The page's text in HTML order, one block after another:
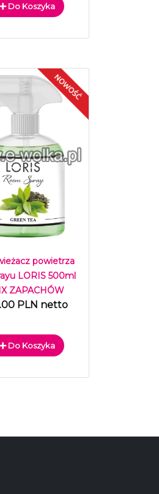
Do Koszyka
powietrza
LORIS 500ml
ZAPACHÓW
PLN netto
Do Koszyka